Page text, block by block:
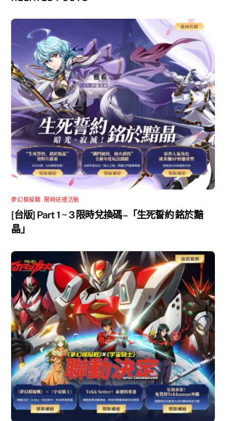
夢幻模擬戰 限時送禮活動
[台版] Part 1 ~ 3 限時兌換碼 –「生死誓約 銘於黯
晶」